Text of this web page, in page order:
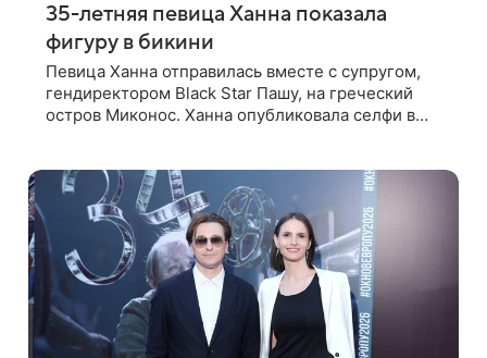
35-летняя певица Ханна показала
фигуру в бикини
Певица Ханна отправилась вместе с супругом,
гендиректором Black Star Пашу, на греческий
остров Миконос. Ханна опубликовала селфи в